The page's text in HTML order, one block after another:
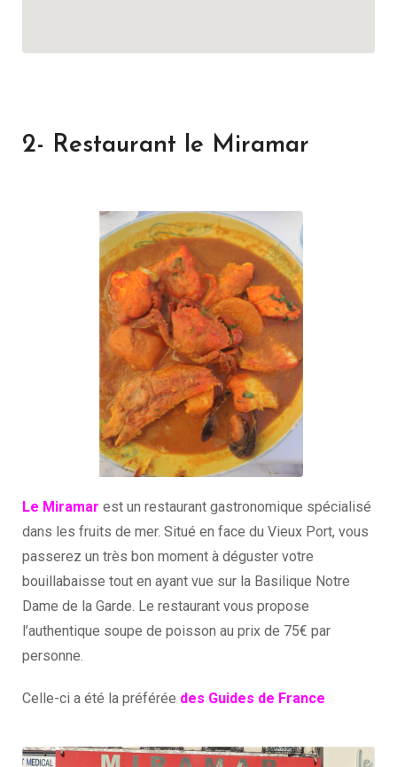
2- Restaurant le Miramar
Le Miramar est un restaurant gastronomique spécialisé
dans les fruits de mer. Situé en face du Vieux Port, vous
passerez un très bon moment à déguster votre
bouillabaisse tout en ayant vue sur la Basilique Notre
Dame de la Garde. Le restaurant vous propose
l’authentique soupe de poisson au prix de 75€ par
personne.
Celle-ci a été la préférée des Guides de France